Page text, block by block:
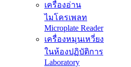
เครื่องอ่าน
ไมโครเพลท
Microplate Reader
เครื่องหมุนเหวี่ยง
ในห้องปฏิบัติการ
Laboratory